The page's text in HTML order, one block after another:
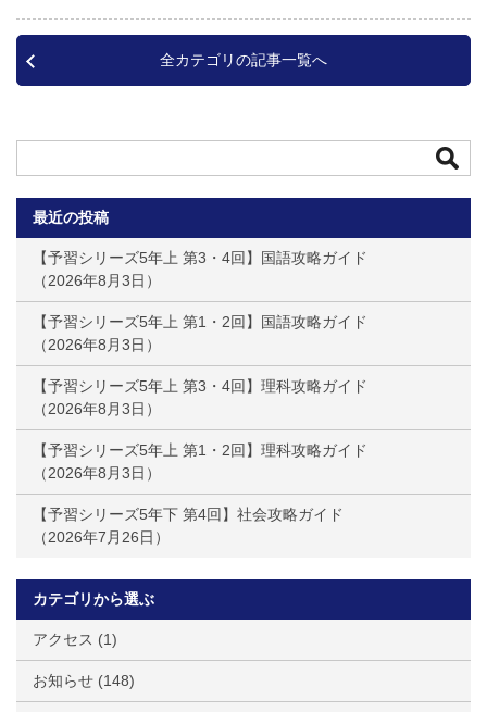
全カテゴリの記事一覧へ
最近の投稿
【予習シリーズ5年上 第3・4回】国語攻略ガイド
2026年8月3日
【予習シリーズ5年上 第1・2回】国語攻略ガイド
2026年8月3日
【予習シリーズ5年上 第3・4回】理科攻略ガイド
2026年8月3日
【予習シリーズ5年上 第1・2回】理科攻略ガイド
2026年8月3日
【予習シリーズ5年下 第4回】社会攻略ガイド
2026年7月26日
カテゴリから選ぶ
アクセス (1)
お知らせ (148)